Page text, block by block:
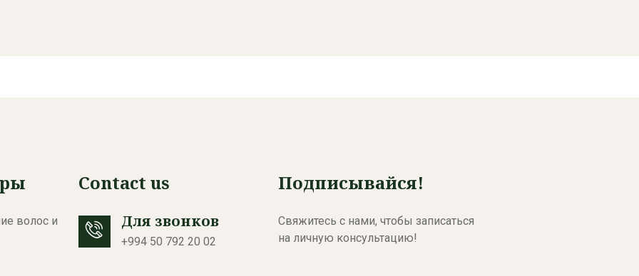
волос и
Contact us
Для звонков
+994 50 792 20 02
Подписывайся!
Свяжитесь с нами, чтобы записаться
на личную консультацию!